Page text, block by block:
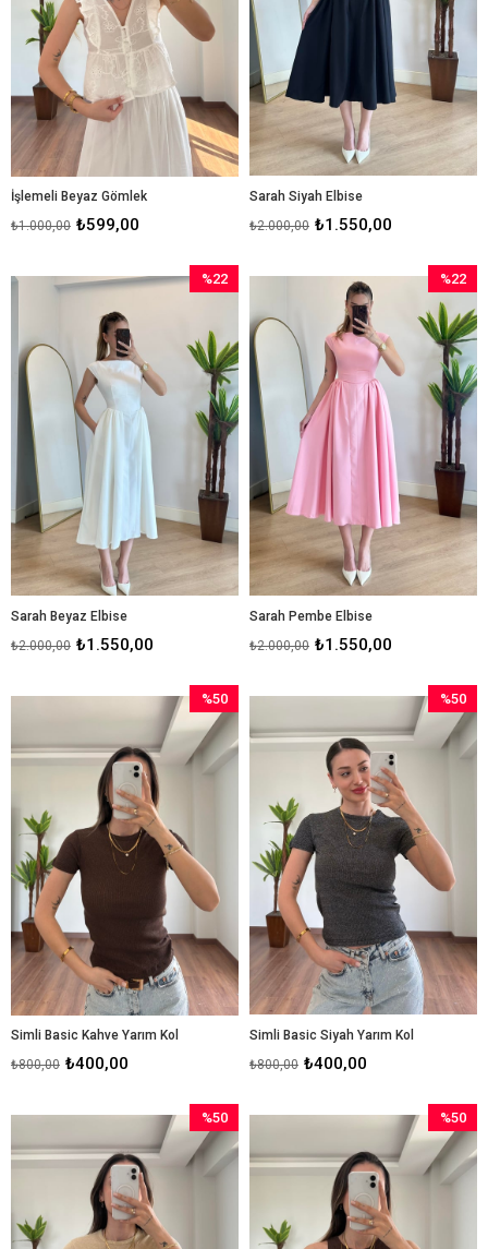
İşlemeli Beyaz Gömlek
₺599,00
₺1.000,00
Sarah Siyah Elbise
₺1.550,00
₺2.000,00
Sarah Beyaz Elbise
₺1.550,00
₺2.000,00
%22
%22İndirim
Sarah Pembe Elbise
₺1.550,00
₺2.000,00
%22
İndirim
Simli Basic Kahve Yarım Kol
₺400,00
₺800,00
%50
İndirim
%50İndirim
Simli Basic Siyah Yarım Kol
₺400,00
₺800,00
%50
İndirim
%50
İndirim
%50İndirim
%50
İndirim